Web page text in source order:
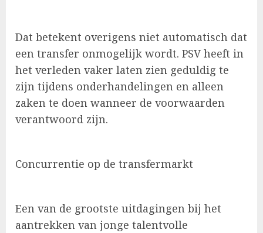
Dat betekent overigens niet automatisch dat
een transfer onmogelijk wordt. PSV heeft in
het verleden vaker laten zien geduldig te
zijn tijdens onderhandelingen en alleen
zaken te doen wanneer de voorwaarden
verantwoord zijn.
Concurrentie op de transfermarkt
Een van de grootste uitdagingen bij het
aantrekken van jonge talentvolle